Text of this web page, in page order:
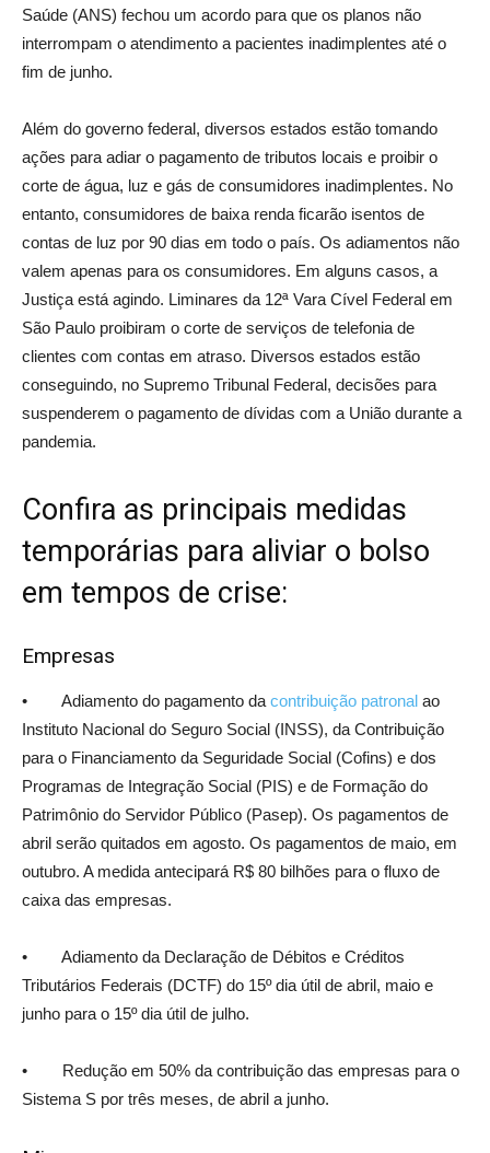
Saúde (ANS) fechou um acordo para que os planos não
interrompam o atendimento a pacientes inadimplentes até o
fim de junho.
Além do governo federal, diversos estados estão tomando
ações para adiar o pagamento de tributos locais e proibir o
corte de água, luz e gás de consumidores inadimplentes. No
entanto, consumidores de baixa renda ficarão isentos de
contas de luz por 90 dias em todo o país. Os adiamentos não
valem apenas para os consumidores. Em alguns casos, a
Justiça está agindo. Liminares da 12ª Vara Cível Federal em
São Paulo proibiram o corte de serviços de telefonia de
clientes com contas em atraso. Diversos estados estão
conseguindo, no Supremo Tribunal Federal, decisões para
suspenderem o pagamento de dívidas com a União durante a
pandemia.
Confira as principais medidas
temporárias para aliviar o bolso
em tempos de crise:
Empresas
• Adiamento do pagamento da contribuição patronal ao
Instituto Nacional do Seguro Social (INSS), da Contribuição
para o Financiamento da Seguridade Social (Cofins) e dos
Programas de Integração Social (PIS) e de Formação do
Patrimônio do Servidor Público (Pasep). Os pagamentos de
abril serão quitados em agosto. Os pagamentos de maio, em
outubro. A medida antecipará R$ 80 bilhões para o fluxo de
caixa das empresas.
• Adiamento da Declaração de Débitos e Créditos
Tributários Federais (DCTF) do 15º dia útil de abril, maio e
junho para o 15º dia útil de julho.
• Redução em 50% da contribuição das empresas para o
Sistema S por três meses, de abril a junho.